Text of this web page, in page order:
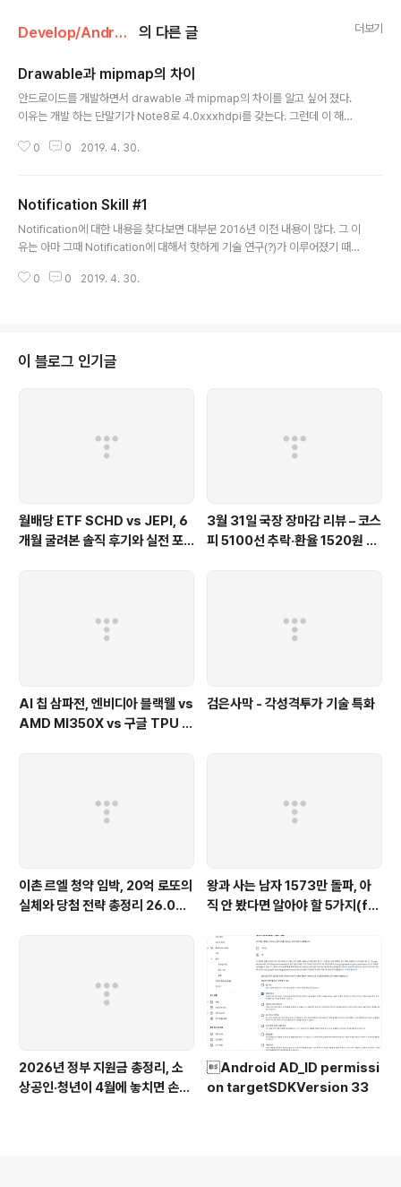
Develop/Android 의 다른 글 더보기
Drawable과 mipmap의 차이
안드로이드를 개발하면서 drawable 과 mipmap의 차이를 알고 싶어 졌다.
이유는 개발 하는 단말기가 Note8로 4.0xxxhdpi를 갖는다. 그런데 이 해상
없는상황... 혹시나 해서 xxxhdpi 폴더를 만들어 주고 이미지를 넣어 보았으나
했는데, 생각해 보니 이미지 자원은 지금까지 drawable에 넣어 사용했고 mip
map에는 넣어 사용하지 않았는데 이렇게 해도 될까? 라는 생각이 들었다. 그래
서 찾아보았다.. - http://points..
0 0 2019. 4. 30.
Notification Skill #1
Notification에 대한 내용을 찾다보면 대부분 2016년 이전 내용이 많다. 그 이
유는 아마 그때 Notification에 대해서 핫하게 기술 연구(?)가 이루어졌기 때문
용 안해서 관련하여 더이상 연구문서가 없을 수도 있고, 아니면 이미 알만한 사
때 이전 버전에서는 context만 넣어주면 되었다. 하지만 그 이상의 버전은 ch
annelId라는 것을 넣어주어야 동작..
0 0 2019. 4. 30.
이 블로그 인기글
월배당 ETF SCHD vs JEPI, 6
개월 굴려본 솔직 후기와 실전 포
3월 31일 국장 장마감 리뷰 – 코스
피 5100선 추락·환율 1520원 fe
AI 칩 삼파전, 엔비디아 블랙웰 vs
AMD MI350X vs 구글 TPU 누
검은사막 - 각성격투가 기술 특화
이촌 르엘 청약 임박, 20억 로또의
실체와 당첨 전략 총정리 26.04
왕과 사는 남자 1573만 돌파, 아
직 안 봤다면 알아야 할 5가지(fe
2026년 정부 지원금 총정리, 소
상공인·청년이 4월에 놓치면 손해
Android AD_ID permissi
on targetSDKVersion 33